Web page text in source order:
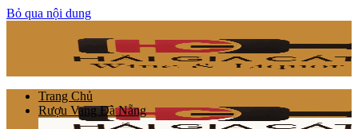
Bỏ qua nội dung
Trang Chủ
Rượu Vang Đà Nẵng